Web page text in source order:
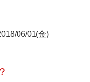
06/01(金)